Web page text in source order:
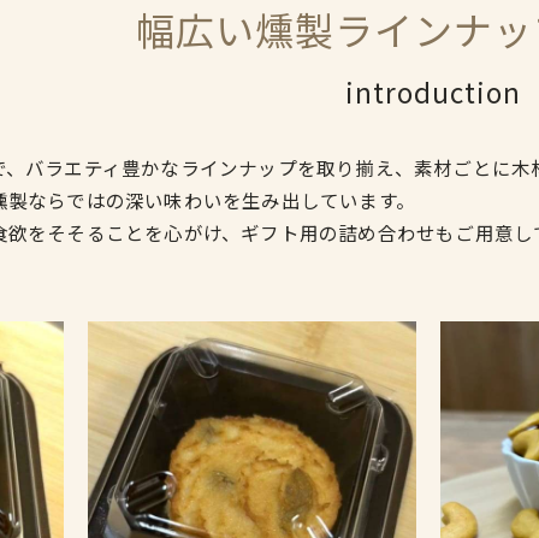
幅広い燻製ラインナ
introduction
バラエティ豊かなラインナップを取り揃え、素材ごとに
ならではの深い味わいを生み出しています。
をそそることを心がけ、ギフト用の詰め合わせもご用意